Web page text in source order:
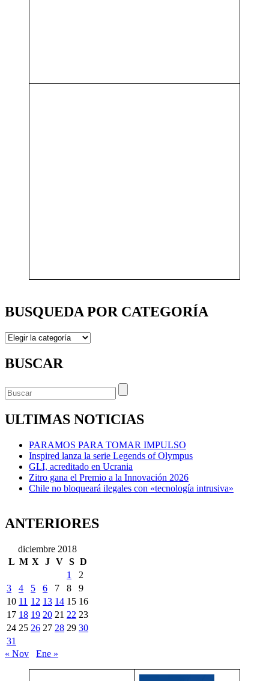
BUSQUEDA POR CATEGORÍA
BUSQUEDA
CATEGORÍA
BUSCAR
ULTIMAS NOTICIAS
PARAMOS PARA TOMAR IMPULSO
Inspired lanza la serie Legends of Olympus
GLI, acreditado en Ucrania
Zitro gana el Premio a la Innovación 2026
Chile no bloqueará ilegales con «tecnología intrusiva»
ANTERIORES
diciembre 2018
L M X J V S D
1
2
3
4 5 6 7 8
9
10 11 12 13 14 15 16
17 18 19 20 21 22 23
24 25 26 27 28 29 30
31
« Nov
Ene »